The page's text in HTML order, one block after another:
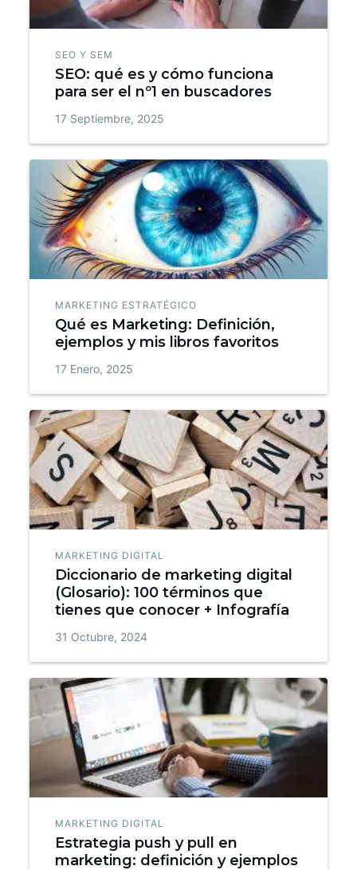
SEO Y SEM
SEO: qué es y cómo funciona
para ser el nº1 en buscadores
17 Septiembre, 2025
MARKETING ESTRATÉGICO
Qué es Marketing: Definición,
ejemplos y mis libros favoritos
17 Enero, 2025
MARKETING DIGITAL
Diccionario de marketing digital
(Glosario): 100 términos que
tienes que conocer + Infografía
31 Octubre, 2024
MARKETING DIGITAL
Estrategia push y pull en
marketing: definición y ejemplos